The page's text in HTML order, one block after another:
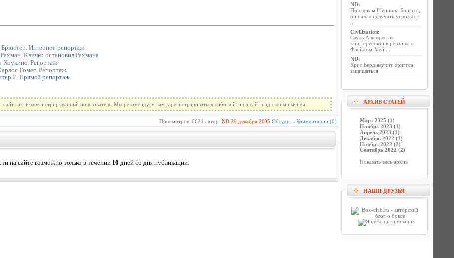
Интернет-репортаж
Кличко остановил Рахмана
Хоукинс. Репортаж
Гомес. Репортаж
2. Прямой репортаж
как незарегистрированный пользователь. Мы рекомендуем вам зарегистрироваться либо войти на сайт под своим именем.
Просмотров: 6621 автор: ND 29 декабря 2005 Обсудить Комментарии (0)
на сайте возможно только в течении 10 дней со дня публикации.
ND:
По словам Шеннона Бриггса,
он начал получать угрозы от
Civilization:
Сауль Альварес не
заинтересован в реванше с
Флойдом-Мей ...
ND:
Крис Берд научит Бриггса
защищаться
АРХИВ СТАТЕЙ
Март 2025 (1)
Ноябрь 2023 (1)
Апрель 2023 (1)
Декабрь 2022 (1)
Ноябрь 2022 (2)
Сентябрь 2022 (2)
Показать весь архив
НАШИ ДРУЗЬЯ